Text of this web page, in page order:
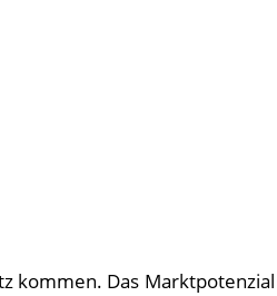
kommen. Das Marktpotenzial